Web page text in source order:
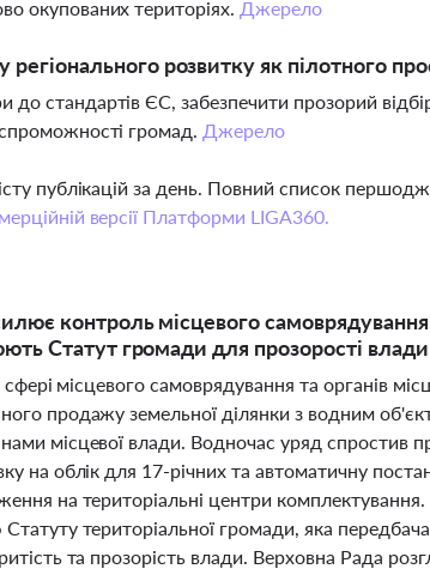
окупованих територіях. Джерело
розвитку як пілотного
стандартів ЄС, забезпечити прозорий
громад. Джерело
публікацій за день. Повний список
версії Платформи LIGA360.
контроль місцевого
Статут громади для прозорості влади
місцевого самоврядування та органів
продажу земельної ділянки з водним
місцевої влади. Водночас уряд спростив
на облік для 17-річних та автоматичну
на територіальні центри комплектування.
територіальної громади, яка
та прозорість влади. Верховна Рада